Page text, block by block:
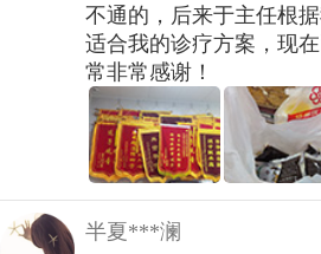
不通的，后来于主任根
适合我的诊疗方案，现
常非常感谢！
半夏***澜